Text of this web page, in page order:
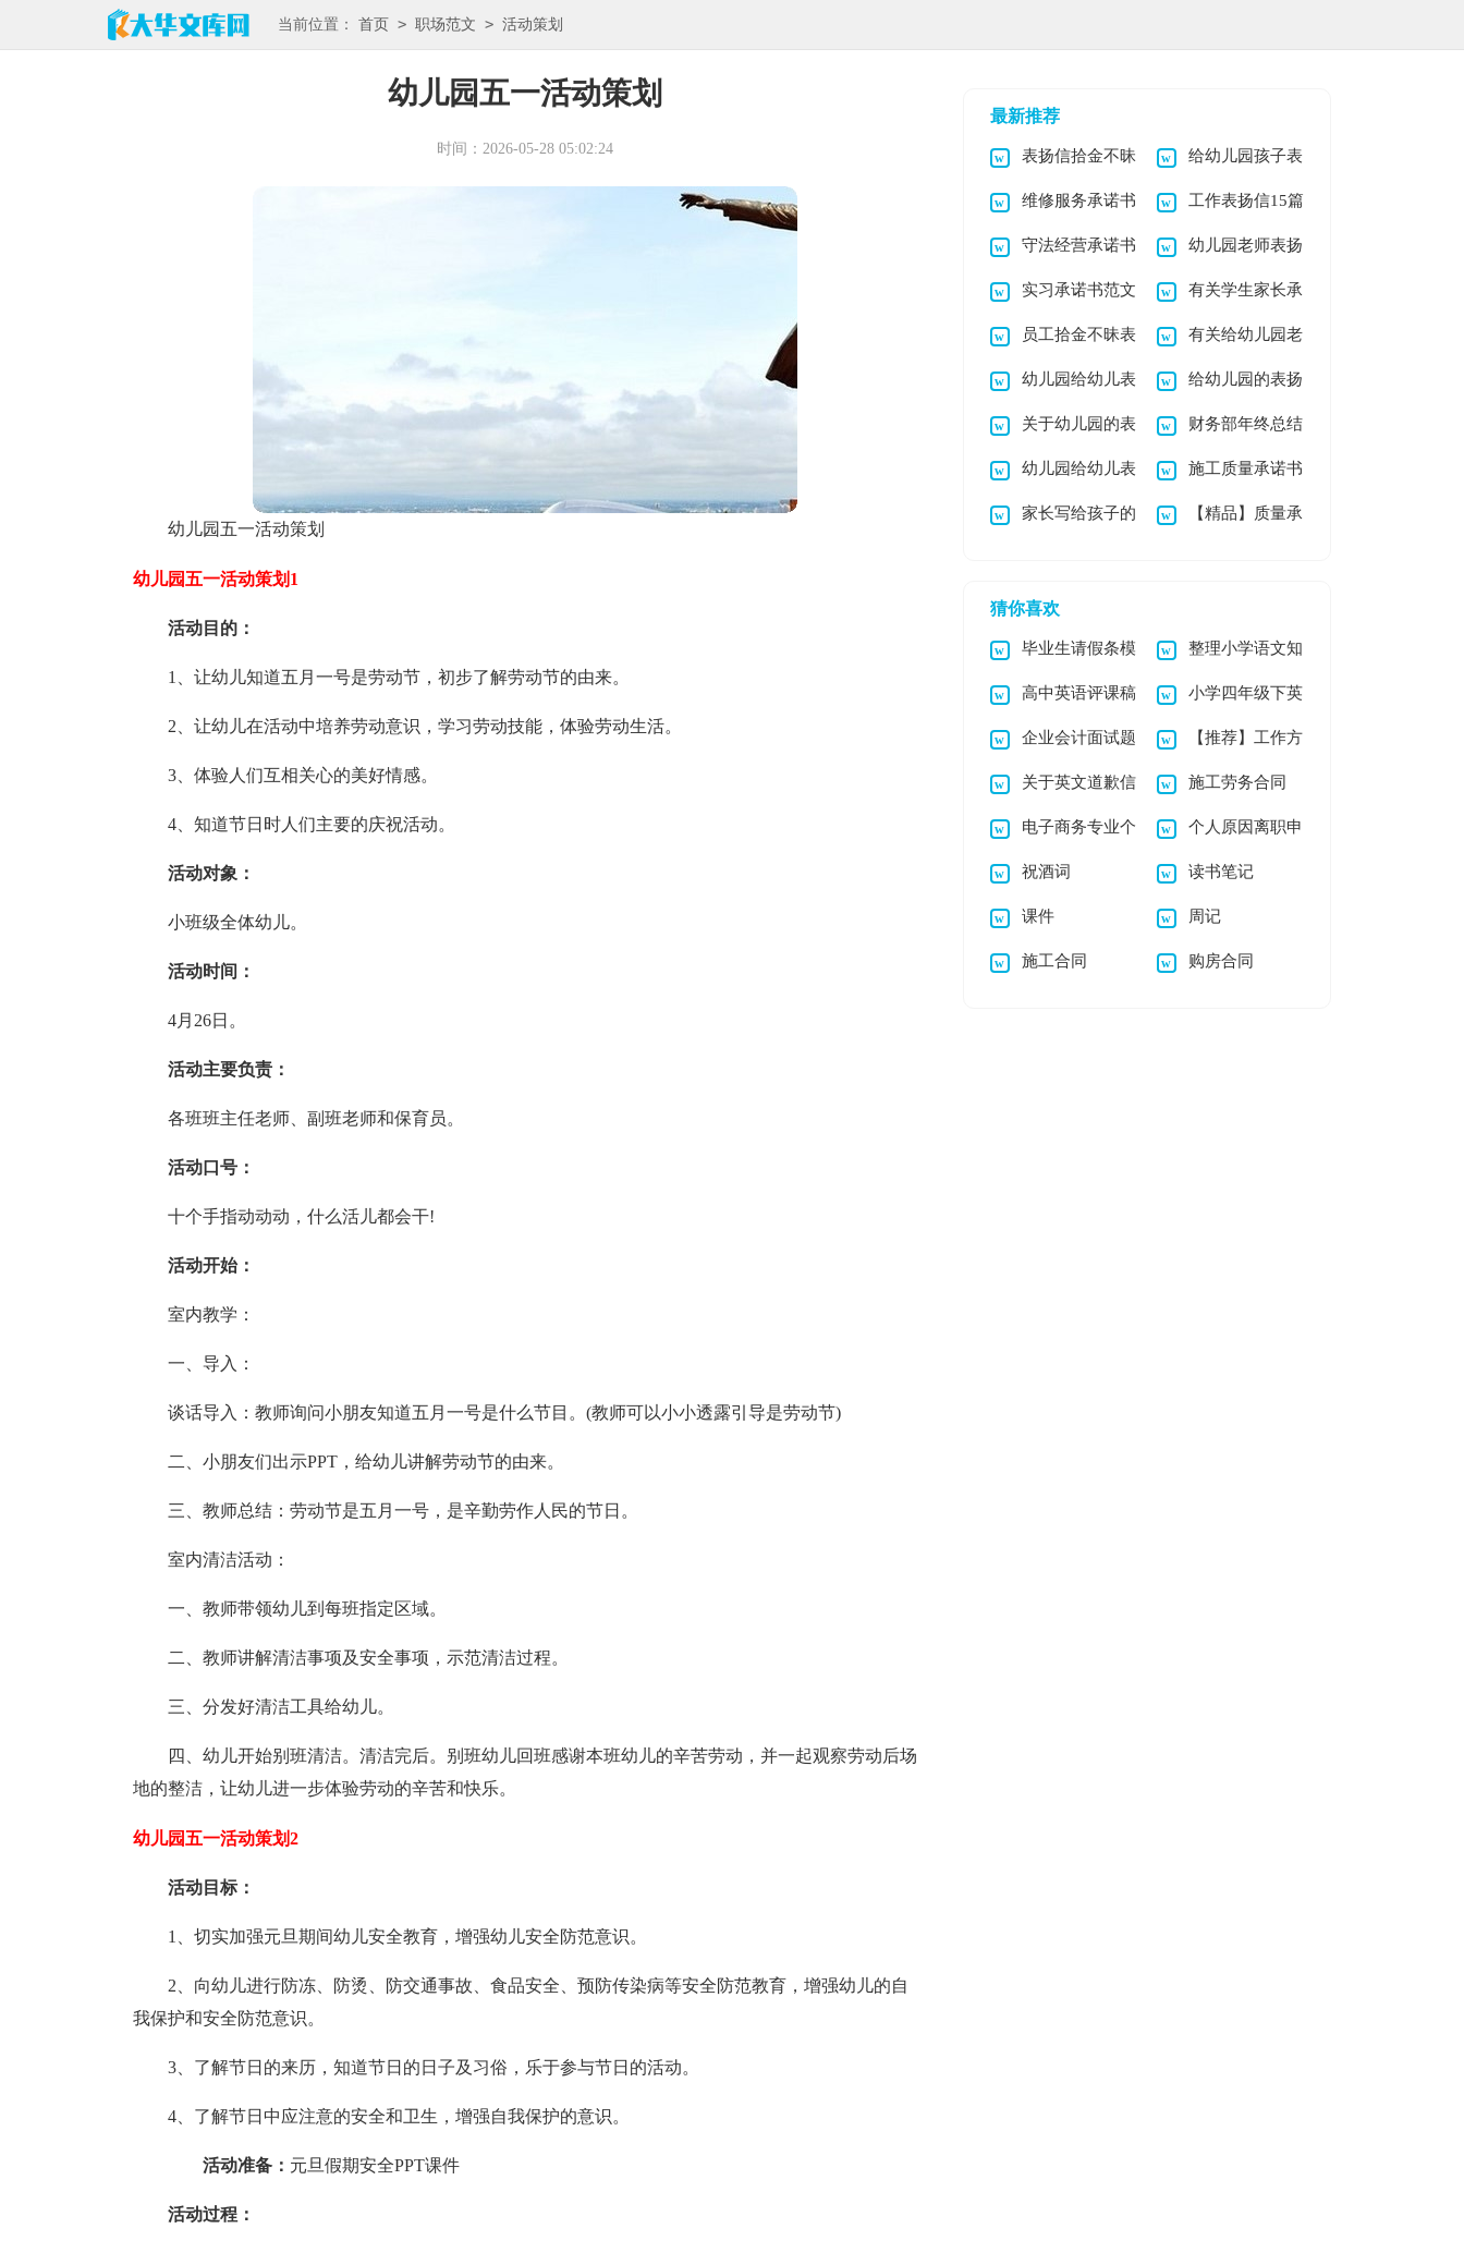
当前位置： 首页 > 职场范文 > 活动策划
幼儿园五一活动策划
时间：2026-05-28 05:02:24
幼儿园五一活动策划
幼儿园五一活动策划1
活动目的：
1、让幼儿知道五月一号是劳动节，初步了解劳动节的由来。
2、让幼儿在活动中培养劳动意识，学习劳动技能，体验劳动生活。
3、体验人们互相关心的美好情感。
4、知道节日时人们主要的庆祝活动。
活动对象：
小班级全体幼儿。
活动时间：
4月26日。
活动主要负责：
各班班主任老师、副班老师和保育员。
活动口号：
十个手指动动动，什么活儿都会干!
活动开始：
室内教学：
一、导入：
谈话导入：教师询问小朋友知道五月一号是什么节目。(教师可以小小透露引导是劳动节)
二、小朋友们出示PPT，给幼儿讲解劳动节的由来。
三、教师总结：劳动节是五月一号，是辛勤劳作人民的节日。
室内清洁活动：
一、教师带领幼儿到每班指定区域。
二、教师讲解清洁事项及安全事项，示范清洁过程。
三、分发好清洁工具给幼儿。
四、幼儿开始别班清洁。清洁完后。别班幼儿回班感谢本班幼儿的辛苦劳动，并一起观察劳动后场
地的整洁，让幼儿进一步体验劳动的辛苦和快乐。
幼儿园五一活动策划2
活动目标：
1、切实加强元旦期间幼儿安全教育，增强幼儿安全防范意识。
2、向幼儿进行防冻、防烫、防交通事故、食品安全、预防传染病等安全防范教育，增强幼儿的自
我保护和安全防范意识。
3、了解节日的来历，知道节日的日子及习俗，乐于参与节日的活动。
4、了解节日中应注意的安全和卫生，增强自我保护的意识。
活动准备： 元旦假期安全PPT课件
活动过程：
最新推荐
表扬信拾金不昧
学生锦集9篇
给幼儿园孩子表
扬信合集9篇
维修服务承诺书
汇总五篇
工作表扬信15篇
守法经营承诺书
十篇
幼儿园老师表扬
信集锦七篇
实习承诺书范文
锦集六篇
有关学生家长承
诺书4篇
员工拾金不昧表
扬信范文六篇
有关给幼儿园老
师表扬信四篇
幼儿园给幼儿表
扬信汇编十篇
给幼儿园的表扬
信范文集锦10篇
关于幼儿园的表
扬信汇总七篇
财务部年终总结
幼儿园给幼儿表
扬信范文集合7篇
施工质量承诺书
合集7篇
家长写给孩子的 【精品】质量承
猜你喜欢
毕业生请假条模
板集合十篇
整理小学语文知
识点
高中英语评课稿
12篇
小学四年级下英
语教学计划
企业会计面试题
目
【推荐】工作方
案三篇
关于英文道歉信
模板汇总8篇
施工劳务合同
电子商务专业个
人求职信
个人原因离职申
请书15篇
祝酒词 读书笔记
课件 周记
施工合同 购房合同